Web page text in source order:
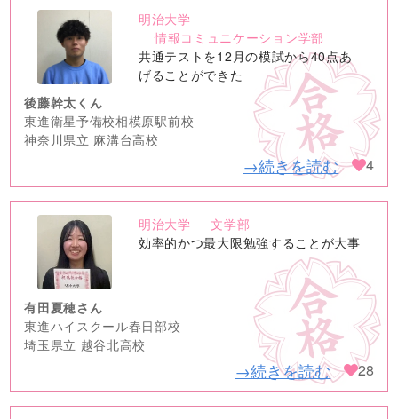
no
image
明治大学
情報コミュニケーション学部
共通テストを12月の模試から40点あ
げることができた
後藤幹太くん
東進衛星予備校相模原駅前校
神奈川県立 麻溝台高校
→続きを読む 4
no
image
明治大学
文学部
効率的かつ最大限勉強することが大事
有田夏穂さん
東進ハイスクール春日部校
埼玉県立 越谷北高校
→続きを読む 28